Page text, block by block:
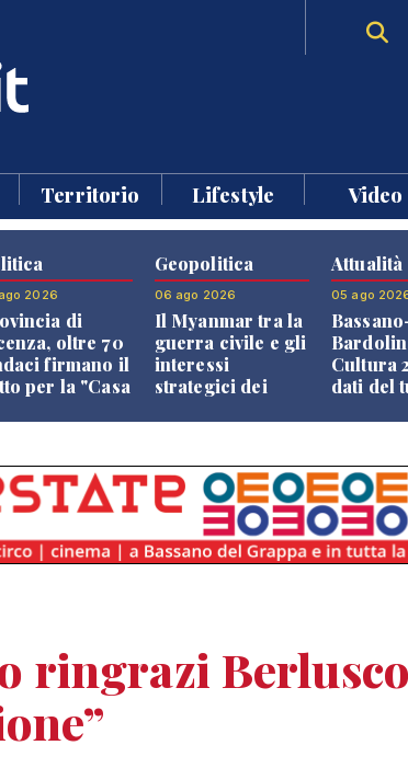
Territorio Lifestyle Video
2026
di
oltre 70
firmano il
per la "Casa
Geopolitica
06 ago 2026
Il Myanmar tra la
guerra civile e gli
interessi
strategici dei
Attualità
05 ago
Cultura
dati del
ringrazi